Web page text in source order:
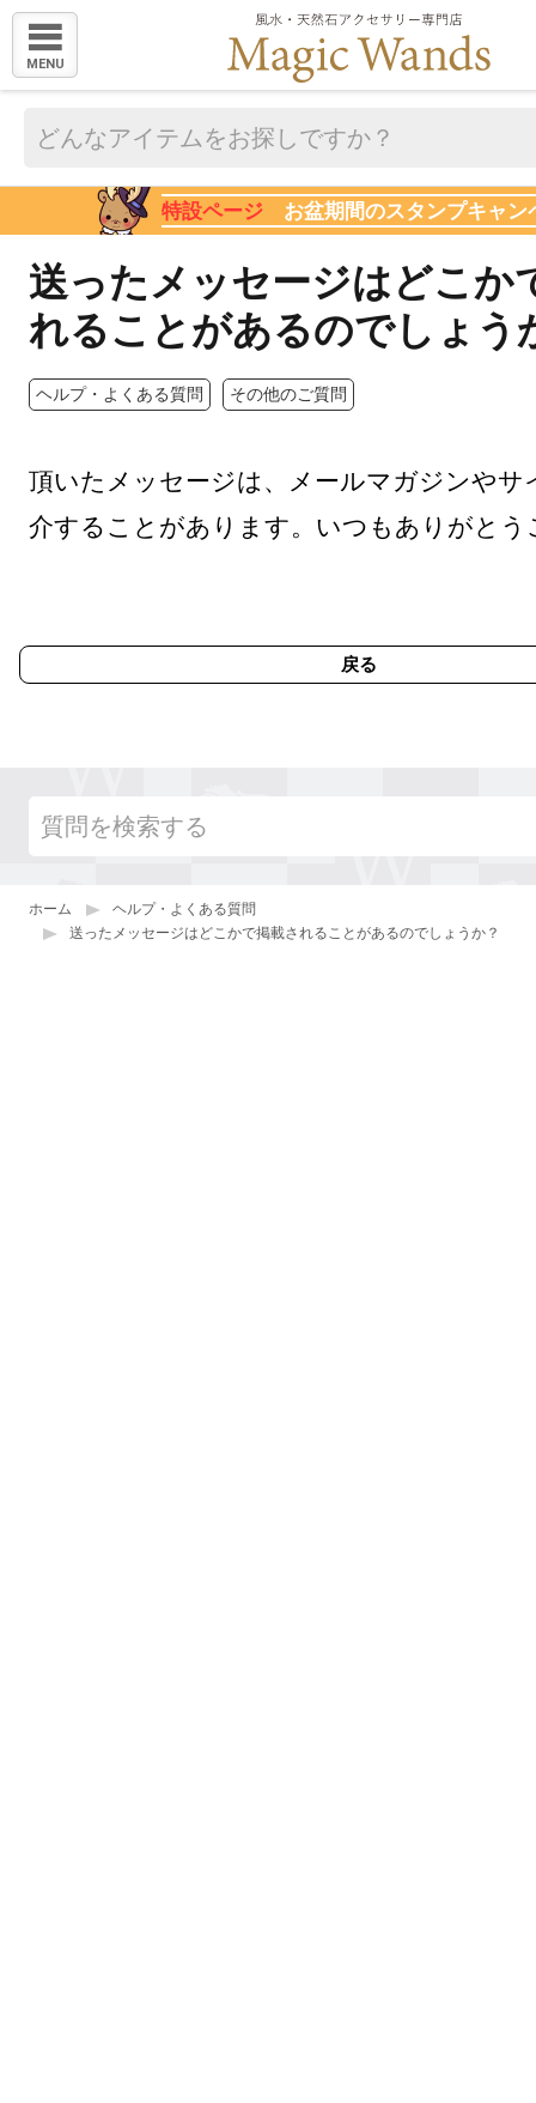
MENU
特設ページ お盆期間のスタンプキャン
ホーム
ヘルプ・よくある質問
送ったメッセージはどこかで掲載されることがあるのでしょうか？
送ったメッセージはどこか
れることがあるのでしょう
ヘルプ・よくある質問 その他のご質問
頂いたメッセージは、メールマガジンやサ
介することがあります。いつもありがとう
戻る